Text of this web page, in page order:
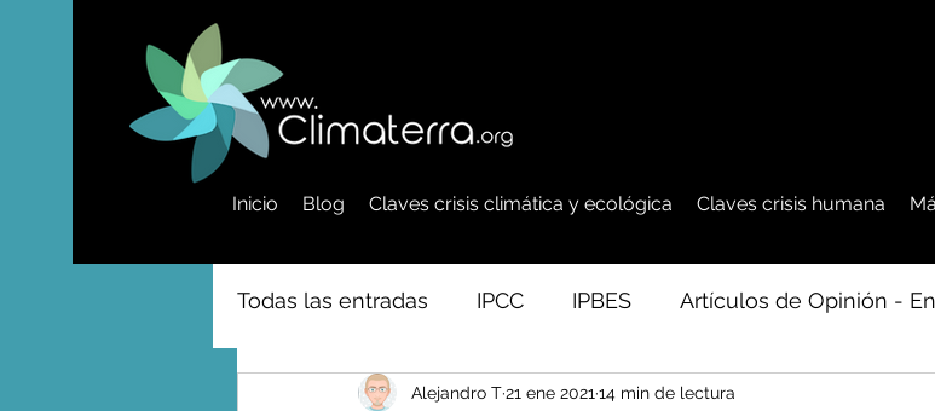
Inicio Blog Claves crisis climática y ecológica Claves crisis humana
Todas las entradas IPCC IPBES Artículos de Opinión -
Activismo - Greta - Científicos Seguridad Alimentaria-Agua-
Alejandro T21 ene 2021 14 min de lectura